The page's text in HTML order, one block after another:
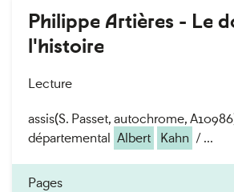
Philippe Artières - Le
l'histoire
Lecture
assis(S. Passet, autochrome,
départemental Albert Kahn / ...
Pages